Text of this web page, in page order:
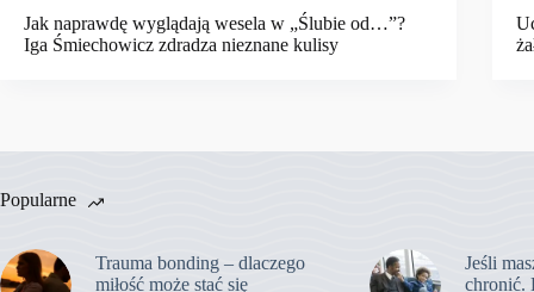
Jak naprawdę wyglądają wesela w „Ślubie od…”?
Iga Śmiechowicz zdradza nieznane kulisy
Popularne
Trauma bonding – dlaczego
miłość może stać się
Jeśli
chronić.